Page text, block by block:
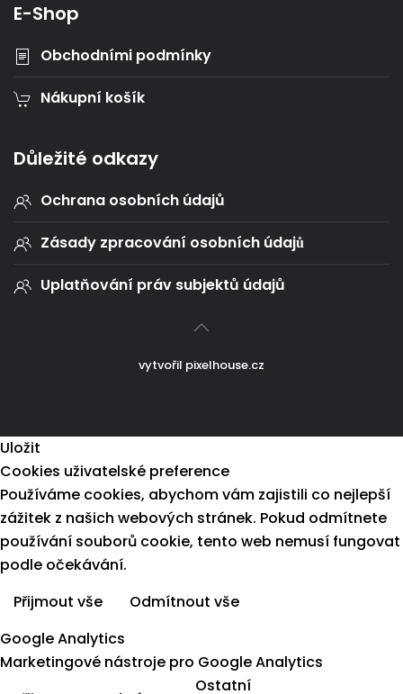
E-Shop
Obchodními podmínky
Nákupní košík
Důležité odkazy
Ochrana osobních údajů
Zásady zpracování osobních údajů
Uplatňování práv subjektů údajů
vytvořil pixelhouse.cz
Uložit
Cookies uživatelské preference
Používáme cookies, abychom vám zajistili co nejlepší
zážitek z našich webových stránek. Pokud odmítnete
používání souborů cookie, tento web nemusí fungovat
podle očekávání.
Přijmout vše
Odmítnout vše
Google Analytics
Marketingové nástroje pro Google Analytics
Ostatní